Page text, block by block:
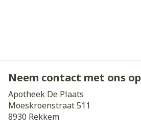
Neem contact met ons op
Apotheek De Plaats
Moeskroenstraat 511
8930 Rekkem